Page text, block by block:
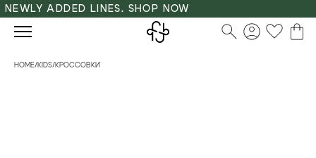
ADDED LINES. SHOP NOW
HOME/KIDS/КРОССОВКИ